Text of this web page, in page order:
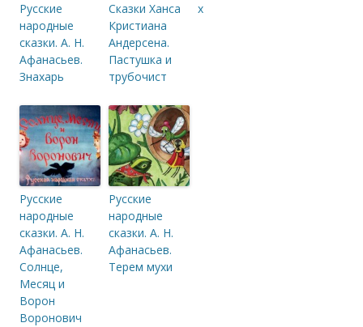
Русские
народные
сказки. А. Н.
Афанасьев.
Знахарь
Сказки Ханса
Кристиана
Андерсена.
Пастушка и
трубочист
x
Русские
народные
сказки. А. Н.
Афанасьев.
Солнце,
Месяц и
Ворон
Воронович
Русские
народные
сказки. А. Н.
Афанасьев.
Терем мухи